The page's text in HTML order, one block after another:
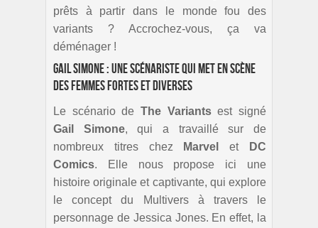
prêts à partir dans le monde fou des
variants ? Accrochez-vous, ça va
déménager !
Gail Simone : une scénariste qui met en scène
des femmes fortes et diverses
Le scénario de The Variantsest signé
Gail Simone, qui a travaillé sur de
nombreux titres chez
Marvel et
DC
Comics. Elle nous propose ici une
histoire originale et captivante, qui explore
le concept du Multivers à travers le
personnage de Jessica Jones. En effet, la